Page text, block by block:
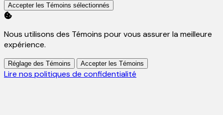
Accepter les Témoins sélectionnés
Nous utilisons des Témoins pour vous assurer la meilleure
expérience.
Réglage des Témoins Accepter les Témoins
Lire nos politiques de confidentialité